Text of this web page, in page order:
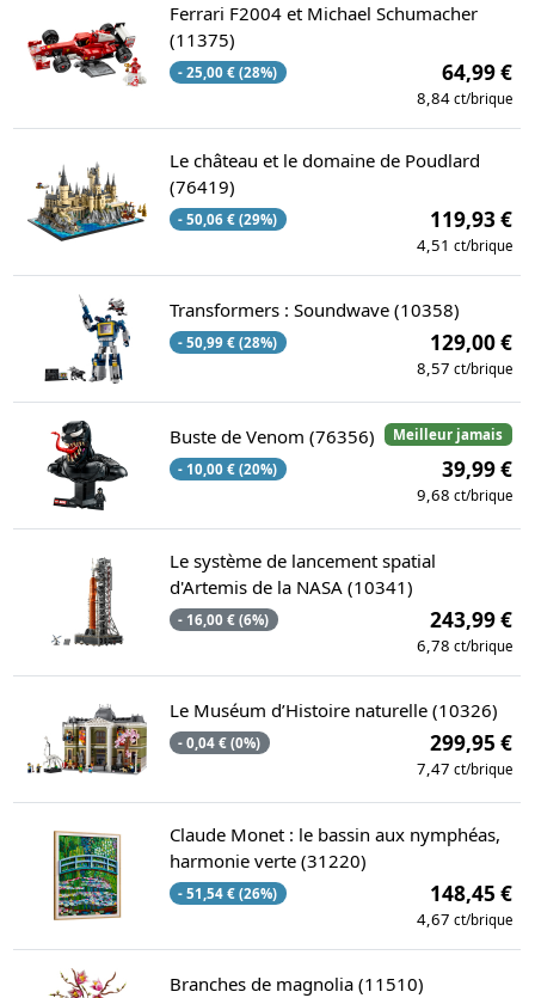
Ferrari F2004 et Michael Schumacher
(11375)
- 25,00 € (28%) 64,99 €
8,84 ct/brique
Le château et le domaine de Poudlard
(76419)
- 50,06 € (29%) 119,93 €
4,51 ct/brique
Transformers : Soundwave (10358)
- 50,99 € (28%) 129,00 €
8,57 ct/brique
Meilleur jamais
Buste de Venom (76356)
- 10,00 € (20%) 39,99 €
9,68 ct/brique
Le système de lancement spatial
d'Artemis de la NASA (10341)
- 16,00 € (6%) 243,99 €
6,78 ct/brique
Le Muséum d’Histoire naturelle (10326)
- 0,04 € (0%) 299,95 €
7,47 ct/brique
Claude Monet : le bassin aux nymphéas,
harmonie verte (31220)
- 51,54 € (26%) 148,45 €
4,67 ct/brique
Branches de magnolia (11510)